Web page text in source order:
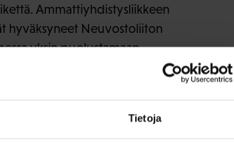
Tietoja
Ammattiyhdistysliikkeen
hyväksyneet Neuvostoliiton
yksin puolustamaan
historiaa käsittelevät teokset
Kohti tasa-arvoa.